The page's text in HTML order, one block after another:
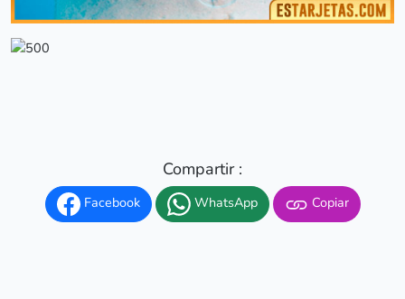
Compartir :
Facebook WhatsApp Copiar